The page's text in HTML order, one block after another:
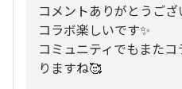
コメントありがとうござ
コラボ楽しいです✨
コミュニティでもまた
りますね🥰